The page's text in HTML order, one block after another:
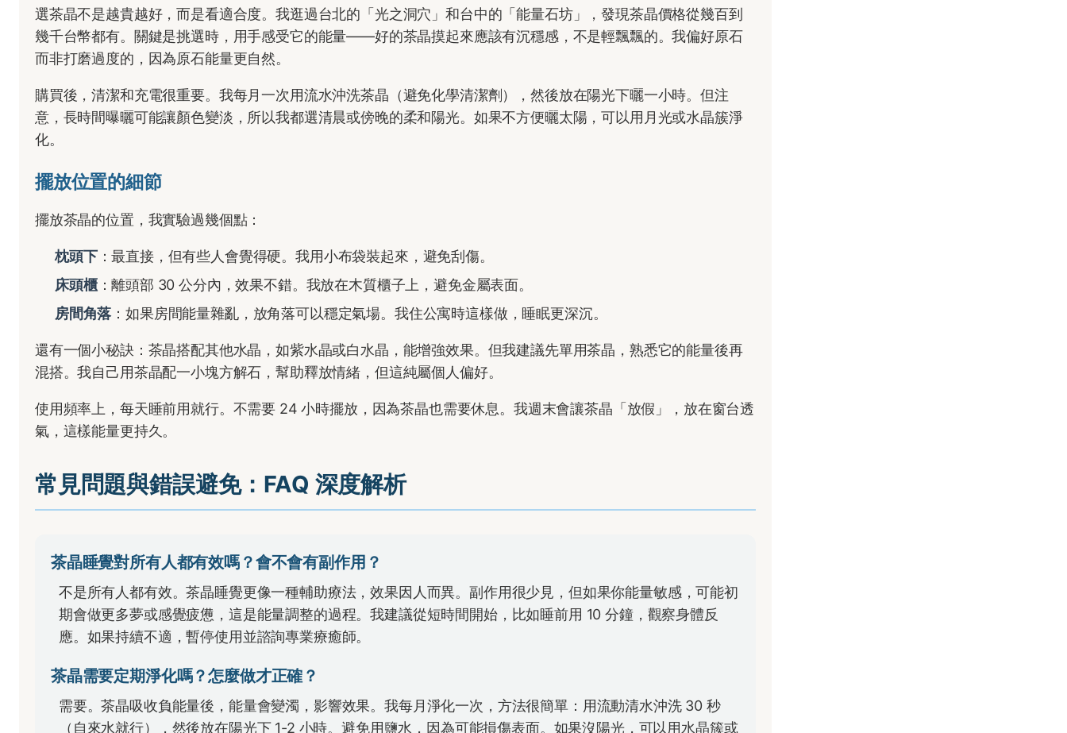
選茶晶不是越貴越好，而是看適合度。我逛過台北的「光之洞穴」和台中的「能量石坊」，發現茶晶價格從幾百到
幾千台幣都有。關鍵是挑選時，用手感受它的能量——好的茶晶摸起來應該有沉穩感，不是輕飄飄的。我偏好原石
而非打磨過度的，因為原石能量更自然。
購買後，清潔和充電很重要。我每月一次用流水沖洗茶晶（避免化學清潔劑），然後放在陽光下曬一小時。但注
意，長時間曝曬可能讓顏色變淡，所以我都選清晨或傍晚的柔和陽光。如果不方便曬太陽，可以用月光或水晶簇淨
化。
擺放位置的細節
擺放茶晶的位置，我實驗過幾個點：
枕頭下：最直接，但有些人會覺得硬。我用小布袋裝起來，避免刮傷。
床頭櫃：離頭部 30 公分內，效果不錯。我放在木質櫃子上，避免金屬表面。
房間角落 ：如果房間能量雜亂，放角落可以穩定氣場。我住公寓時這樣做，睡眠更深沉。
還有一個小秘訣：茶晶搭配其他水晶，如紫水晶或白水晶，能增強效果。但我建議先單用茶晶，熟悉它的能量後再
混搭。我自己用茶晶配一小塊方解石，幫助釋放情緒，但這純屬個人偏好。
使用頻率上，每天睡前用就行。不需要 24 小時擺放，因為茶晶也需要休息。我週末會讓茶晶「放假」，放在窗台透
氣，這樣能量更持久。
常見問題與錯誤避免：FAQ 深度解析
茶晶睡覺對所有人都有效嗎？會不會有副作用？
不是所有人都有效。茶晶睡覺更像一種輔助療法，效果因人而異。副作用很少見，但如果你能量敏感，可能初
期會做更多夢或感覺疲憊，這是能量調整的過程。我建議從短時間開始，比如睡前用 10 分鐘，觀察身體反
應。如果持續不適，暫停使用並諮詢專業療癒師。
茶晶需要定期淨化嗎？怎麼做才正確？
需要。茶晶吸收負能量後，能量會變濁，影響效果。我每月淨化一次，方法很簡單：用流動清水沖洗 30 秒
（自來水就行），然後放在陽光下 1-2 小時。避免用鹽水，因為可能損傷表面。如果沒陽光，可以用水晶簇或